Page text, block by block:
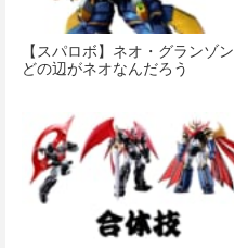
【スパロボ】ネオ・グランゾン
どの辺がネオなんだろう